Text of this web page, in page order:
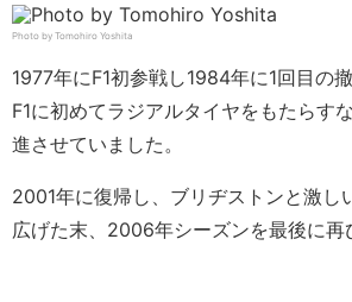
Photo by Tomohiro Yoshita
1977年にF1初参戦し1984年に1回目の
F1に初めてラジアルタイヤをもたらす
進させていました。
2001年に復帰し、ブリヂストンと激し
広げた末、2006年シーズンを最後に再